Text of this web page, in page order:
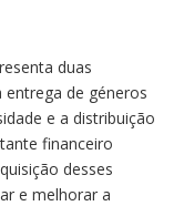
duas
de géneros
e a distribuição
financeiro
desses
e melhorar a